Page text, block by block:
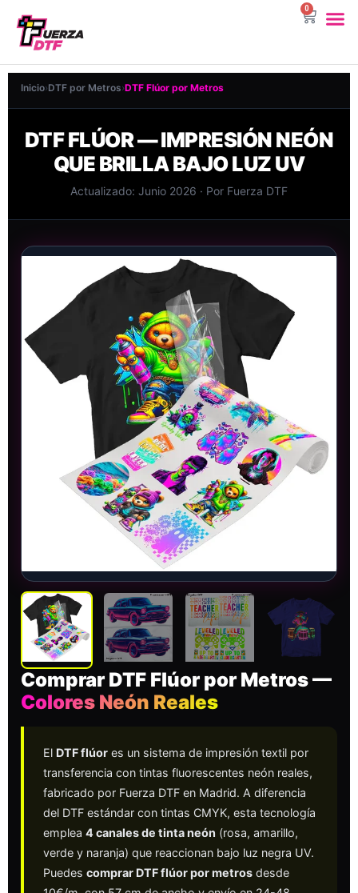
0
Inicio›DTF por Metros›DTF Flúor por Metros
DTF FLÚOR — IMPRESIÓN NEÓN
QUE BRILLA BAJO LUZ UV
Actualizado: Junio 2026 · Por Fuerza DTF
Comprar DTF Flúor por Metros —
Colores Neón Reales
El DTF flúor es un sistema de impresión textil por
transferencia con tintas fluorescentes neón reales,
fabricado por Fuerza DTF en Madrid. A diferencia
del DTF estándar con tintas CMYK, esta tecnología
emplea 4 canales de tinta neón (rosa, amarillo,
verde y naranja) que reaccionan bajo luz negra UV.
Puedes comprar DTF flúor por metros desde